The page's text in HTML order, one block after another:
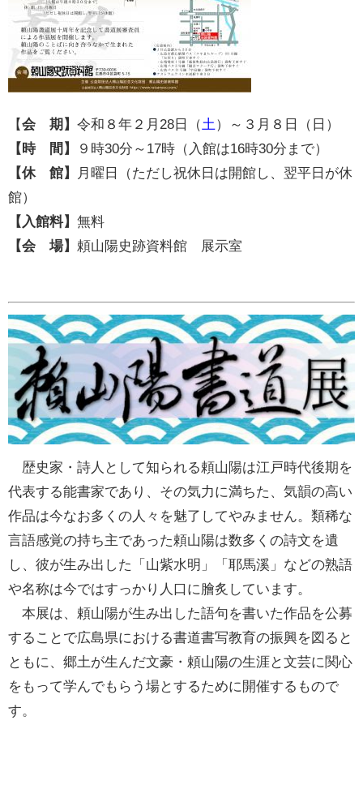
【会 期】 令和８年２月28日（土）～３月８日（日）
【時 間】
９時30分～17時（入館は16時30分まで）
【休 館】
月曜日（ただし祝休日は開館し、翌平日が休
館）
【入館料】 無料
【会 場】 頼山陽史跡資料館 展示室
歴史家・詩人として知られる頼山陽は江戸時代後期を
代表する能書家であり、その気力に満ちた、気韻の高い
作品は今なお多くの人々を魅了してやみません。類稀な
言語感覚の持ち主であった頼山陽は数多くの詩文を遺
し、彼が生み出した「山紫水明」「耶馬溪」などの熟語
や名称は今ではすっかり人口に膾炙しています。
本展は、頼山陽が生み出した語句を書いた作品を公募
することで広島県における書道書写教育の振興を図ると
ともに、郷土が生んだ文豪・頼山陽の生涯と文芸に関心
をもって学んでもらう場とするために開催するもので
す。